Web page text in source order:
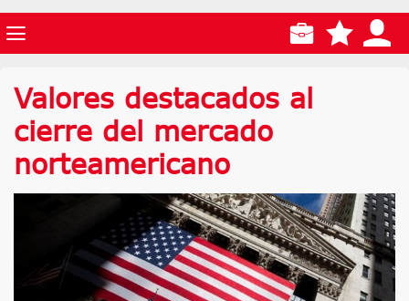
Valores destacados al
cierre del mercado
norteamericano